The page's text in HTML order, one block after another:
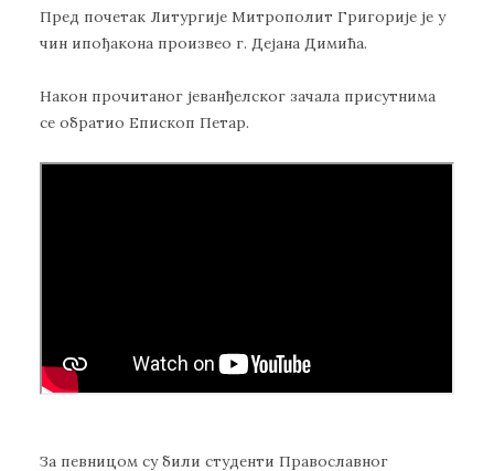
Пред почетак Литургије Митрополит Григорије је у
чин ипођакона произвео г. Дејана Димића.
Након прочитаног јеванђелског зачала присутнима
се обратио Епископ Петар.
За певницом су били студенти Православног